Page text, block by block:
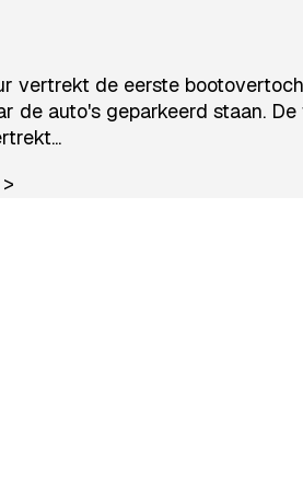
vertrekt de eerste
de auto's geparkeerd staan.